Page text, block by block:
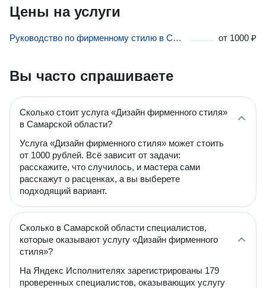
Цены на услуги
Руководство по фирменному стилю в Самарской области от 1000 ₽
Вы часто спрашиваете
Сколько стоит услуга «Дизайн фирменного стиля»
в Самарской области?
Услуга «Дизайн фирменного стиля» может стоить
от 1000 рублей. Всё зависит от задачи:
расскажите, что случилось, и мастера сами
расскажут о расценках, а вы выберете
подходящий вариант.
Сколько в Самарской области специалистов,
которые оказывают услугу «Дизайн фирменного
стиля»?
На Яндекс Исполнителях зарегистрированы 179
проверенных специалистов, оказывающих услугу